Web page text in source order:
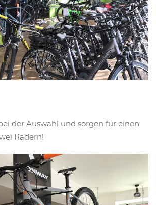
der Auswahl und sorgen für einen
Rädern!